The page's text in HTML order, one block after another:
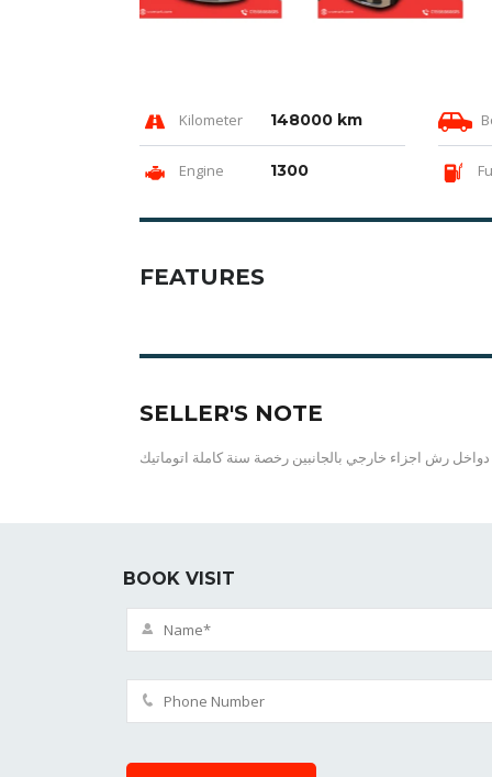
Kilometer 148000 km
Engine 1300
FEATURES
SELLER'S NOTE
BOOK VISIT